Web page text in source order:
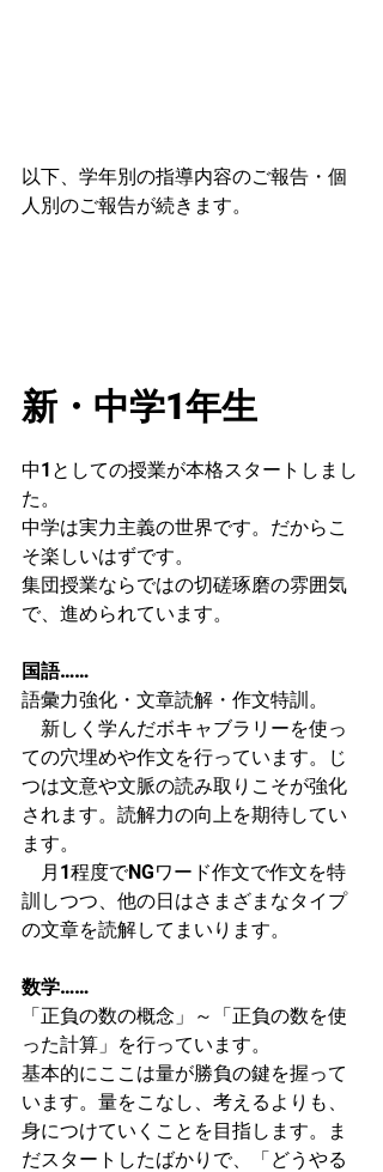
以下、学年別の指導内容のご報告・個
人別のご報告が続きます。
新・中学1年生
中1としての授業が本格スタートしまし
た。
中学は実力主義の世界です。だからこ
そ楽しいはずです。
集団授業ならではの切磋琢磨の雰囲気
で、進められています。
国語……
語彙力強化・文章読解・作文特訓。
新しく学んだボキャブラリーを使っ
ての穴埋めや作文を行っています。じ
つは文意や文脈の読み取りこそが強化
されます。読解力の向上を期待してい
ます。
月1程度でNGワード作文で作文を特
訓しつつ、他の日はさまざまなタイプ
の文章を読解してまいります。
数学……
「正負の数の概念」～「正負の数を使
った計算」を行っています。
基本的にここは量が勝負の鍵を握って
います。量をこなし、考えるよりも、
身につけていくことを目指します。ま
だスタートしたばかりで、「どうやる